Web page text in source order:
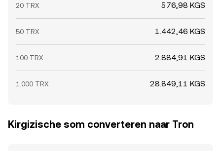
20 TRX 576,98 KGS
50 TRX 1.442,46 KGS
100 TRX 2.884,91 KGS
1.000 TRX 28.849,11 KGS
Kirgizische som converteren naar Tron